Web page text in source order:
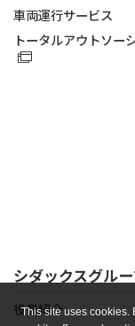
This site uses cookies.
車両運行サービス
トータルアウトソー
シダックスグル
役員紹介